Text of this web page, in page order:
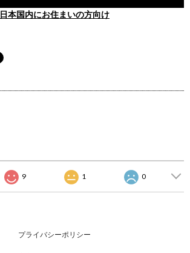
日本国内にお住まいの方向け
9 1 0
プライバシーポリシー